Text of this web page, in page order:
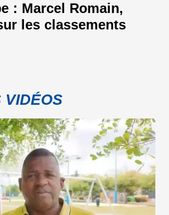
: Marcel Romain,
les classements
VIDÉOS